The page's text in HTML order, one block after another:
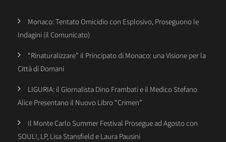
Monaco: Tentato Omicidio con Esplosivo, Proseguono le
Indagini (il Comunicato)
“Rinaturalizzare” il Principato di Monaco: una Visione per la
Città di Domani
LIGURIA: il Giornalista Dino Frambati e il Medico Stefano
Alice Presentano il Nuovo Libro “Crimen”
Il Monte Carlo Summer Festival Prosegue ad Agosto con
SOUL!, LP, Lisa Stansfield e Laura Pausini